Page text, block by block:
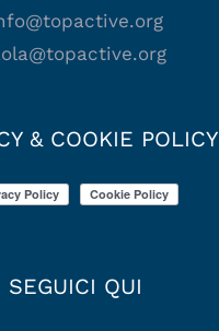
& COOKIE POLICY
SEGUICI QUI